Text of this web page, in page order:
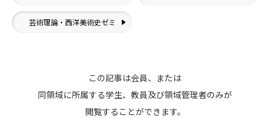
芸術理論・西洋美術史ゼミ
この記事は会員、または
同領域に所属する学生、教員及び領域管理者のみが
閲覧することができます。